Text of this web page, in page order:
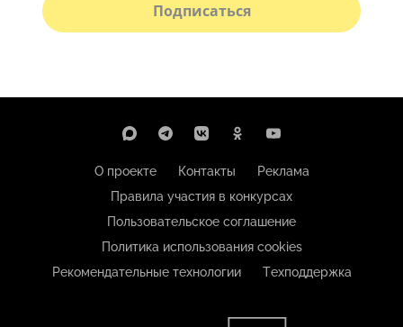
Подписаться
О проекте Контакты
Реклама
Правила участия в конкурсах
Пользовательское соглашение
Политика использования cookies
Рекомендательные технологии
Техподдержка